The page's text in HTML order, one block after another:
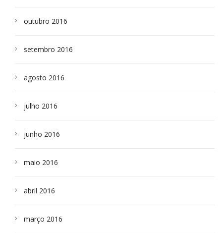
outubro 2016
setembro 2016
agosto 2016
julho 2016
junho 2016
maio 2016
abril 2016
março 2016